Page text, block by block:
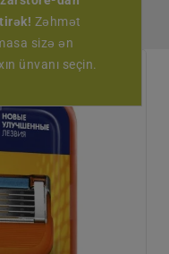
Zəhmət
sizə ən
ünvanı seçin.